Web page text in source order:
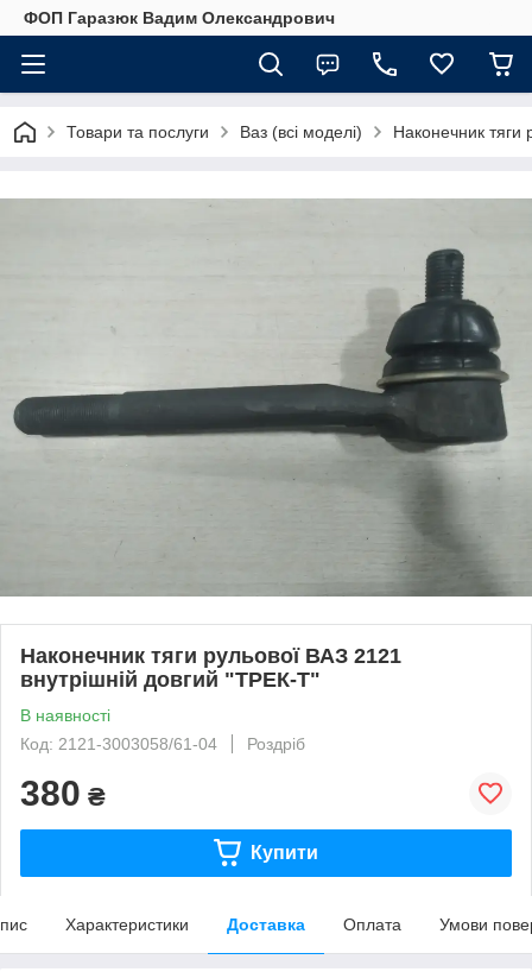
ФОП Гаразюк Вадим Олександрович
Товари та послуги Ваз (всі моделі) Наконечник тяги
Наконечник тяги рульової ВАЗ 2121
внутрішній довгий "ТРЕК-Т"
В наявності
Код: 2121-3003058/61-04
Роздріб
380 ₴
Купити
Характеристики Доставка Оплата Умови